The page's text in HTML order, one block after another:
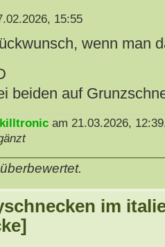
15:55
wenn man
beiden auf
am 21.03.2026,
im